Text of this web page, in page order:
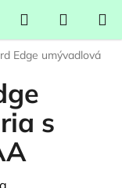
Hľadať
KOŠÍK
Edge umývadlová
s